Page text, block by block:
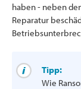
haben - neben
Reparatur
Tipp:
Wie